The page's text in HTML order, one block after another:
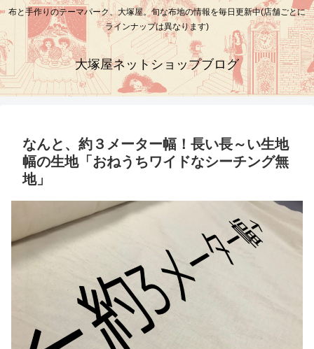
布と手作りのテーマパーク、大塚屋。旬な布地の情報を毎日更新中(店舗ごとに
ラインナップは異なります)
大塚屋ネットショップブログ
なんと、約３メーター幅！長い長～い生地
幅の生地「おねうちワイドなシーチング無
地」